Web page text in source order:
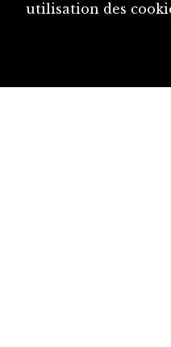
utilisation des